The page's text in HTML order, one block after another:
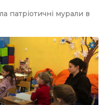
патріотичні мурали в